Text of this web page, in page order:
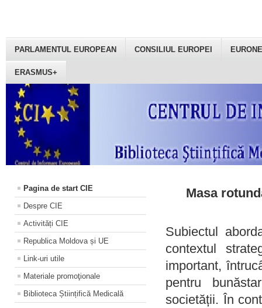
PARLAMENTUL EUROPEAN CONSILIUL EUROPEI
ERASMUS+
Pagina de start CIE
Despre CIE
Activități CIE
Republica Moldova și UE
Link-uri utile
Materiale promoţionale
Biblioteca Științifică Medicală
Masa
Subiectul
contextul
important,
pentru
societății. În